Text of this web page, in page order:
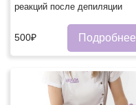
реакций после депиляции
500₽ Подробнее